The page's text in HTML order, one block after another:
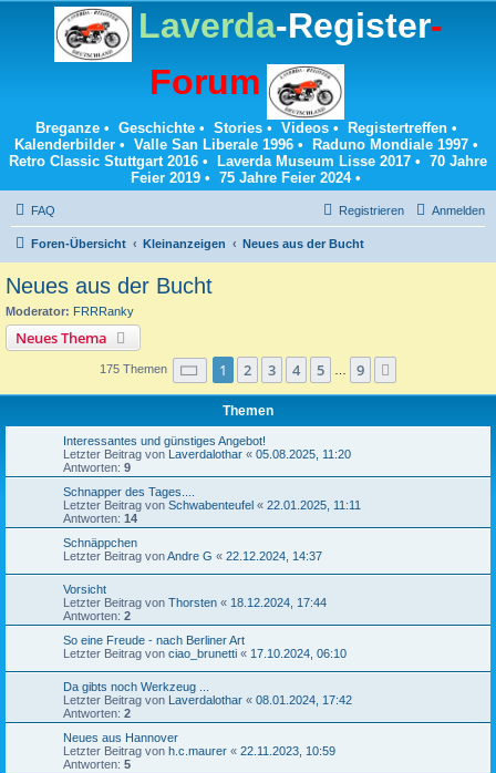
Laverda-Register-
Forum
Breganze• Geschichte• Stories• Videos• Registertreffen•
Kalenderbilder• Valle San Liberale 1996• Raduno Mondiale 1997•
Retro Classic Stuttgart 2016 • Laverda Museum Lisse 2017 • 70 Jahre
Feier 2019 • 75 Jahre Feier 2024•
FAQ Anmelden
Registrieren
Foren-Übersicht Kleinanzeigen Neues aus der Bucht
Neues aus der Bucht
Moderator: FRRRanky
Neues Thema
175 Themen Seite 1von
1 2 3 4 5 9
Themen
Interessantes und günstiges Angebot!
Letzter Beitrag von
Laverdalothar « 05.08.2025, 11:20
Antworten: 9
Schnapper des Tages....
Letzter Beitrag von Schwabenteufel « 22.01.2025, 11:11
Antworten: 14
Schnäppchen
Letzter Beitrag vonAndre G « 22.12.2024, 14:37
Vorsicht
Letzter Beitrag von Thorsten « 18.12.2024, 17:44
Antworten: 2
So eine Freude - nach Berliner Art
Letzter Beitrag von ciao_brunetti « 17.10.2024, 06:10
Da gibts noch Werkzeug ...
Letzter Beitrag von
Laverdalothar « 08.01.2024, 17:42
Antworten: 2
Neues aus Hannover
Letzter Beitrag von h.c.maurer « 22.11.2023, 10:59
Antworten: 5